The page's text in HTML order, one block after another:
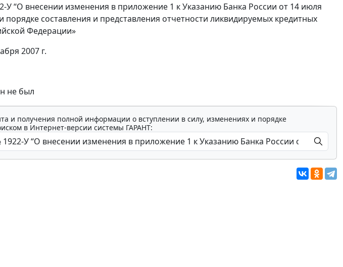
У “О внесении изменения в приложение 1 к Указанию Банка России от 14 июля
составления и представления отчетности ликвидируемых кредитных
Федерации»
2007 г.
не был
и получения полной информации о вступлении в силу, изменениях и порядке
в Интернет-версии системы ГАРАНТ: